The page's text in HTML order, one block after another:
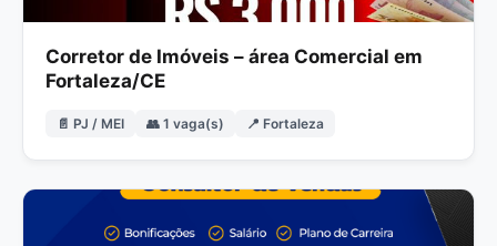
Corretor de Imóveis – área Comercial em
Fortaleza/CE
📄 PJ / MEI 👥 1 vaga(s) 📍 Fortaleza